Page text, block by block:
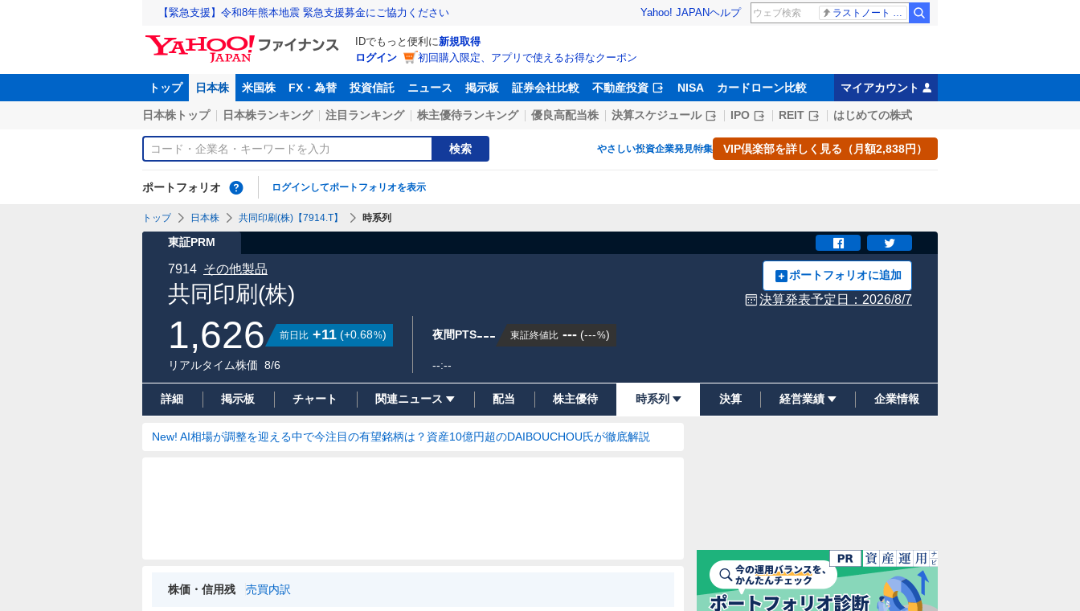
【緊急支援】令和8年熊本地震 緊急支援募金にご協力ください Yahoo! JAPANヘルプ ラストノート 内田有紀
IDでもっと便利に新規取得
ログイン
初回購入限定、アプリで使えるお得なクーポン
トップ 日本株 米国株 FX・為替 投資信託 ニュース 掲示板 証券会社比較 不動産投資 NISA カードローン比較 マイアカウント
日本株トップ 日本株ランキング 注目ランキング 株主優待ランキング 優良高配当株 決算スケジュール IPO REIT はじめての株式
検索 やさしい投資企業発見特集 VIP倶楽部を詳しく見る（月額2,838円）
ポートフォリオ ログインしてポートフォリオを表示
トップ 日本株 共同印刷(株)【7914.T】 時系列
東証PRM
共同印刷(株)
7914 その他製品 ポートフォリオに追加
決算発表予定日： 2026/8/7
1,626 前日比 +11 (+0.68%)
リアルタイム株価 8/6
夜間PTS--- 東証終値比 --- (---%)
--:--
詳細 掲示板 チャート 関連ニュース 配当 株主優待 時系列 決算 経営業績 企業情報
New! AI相場が調整を迎える中で今注目の有望銘柄は？資産10億円超のDAIBOUCHOU氏が徹底解説
株価・信用残 売買内訳